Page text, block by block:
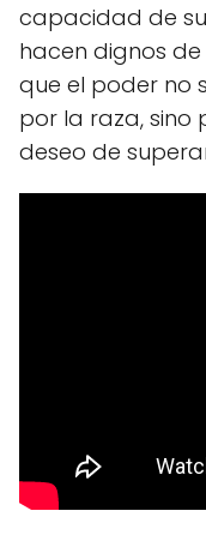
capacidad de
hacen dignos
que el poder no
por la raza, sino
deseo de